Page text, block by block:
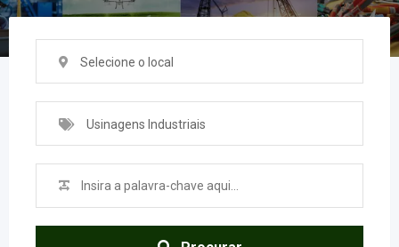
Selecione o local
Usinagens Industriais